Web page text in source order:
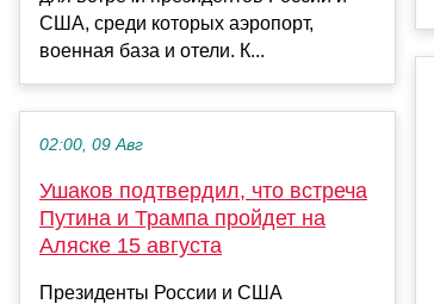
США, среди которых аэропорт,
военная база и отели. К...
02:00, 09 Авг
Ушаков подтвердил, что встреча
Путина и Трампа пройдет на
Аляске 15 августа
Президенты России и США